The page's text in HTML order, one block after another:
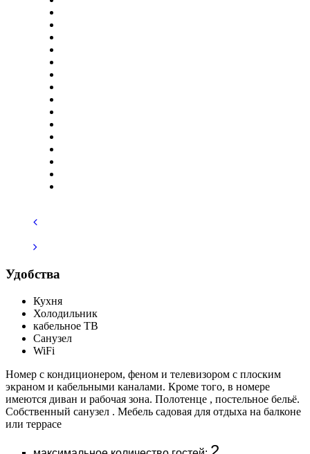
Удобства
Кухня
Холодильник
кабельное ТВ
Санузел
WiFi
Номер с кондиционером, феном и телевизором с плоским
экраном и кабельными каналами. Кроме того, в номере
имеются диван и рабочая зона. Полотенце , постельное бельё.
Собственный санузел . Мебель садовая для отдыха на балконе
или террасе